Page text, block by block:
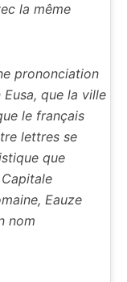
la même
prononciation
Eusa, que la ville
le français
lettres se
que
Eauze
nom